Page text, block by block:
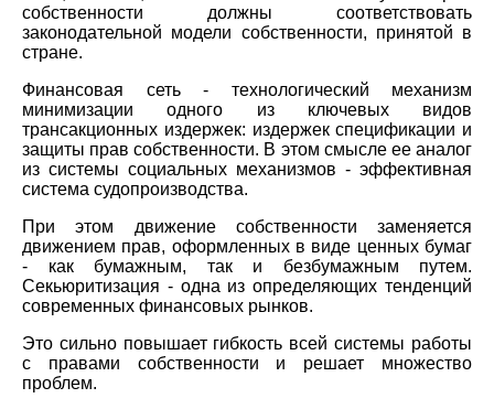
собственности должны соответствовать
законодательной модели собственности, принятой в
стране.
Финансовая сеть - технологический механизм
минимизации одного из ключевых видов
трансакционных издержек: издержек спецификации и
защиты прав собственности. В этом смысле ее аналог
из системы социальных механизмов - эффективная
система судопроизводства.
При этом движение собственности заменяется
движением прав, оформленных в виде ценных бумаг
- как бумажным, так и безбумажным путем.
Секьюритизация - одна из определяющих тенденций
современных финансовых рынков.
Это сильно повышает гибкость всей системы работы
с правами собственности и решает множество
проблем.